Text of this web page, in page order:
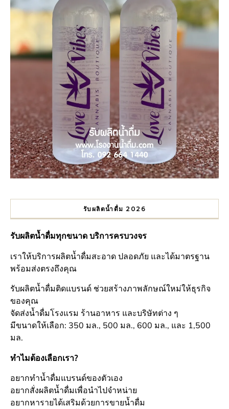
รับผลิตน้ำดื่ม 2026
รับผลิตน้ำดื่มทุกขนาด บริการครบวงจร
เราให้บริการผลิตน้ำดื่มสะอาด ปลอดภัย และได้มาตรฐาน
พร้อมส่งตรงถึงคุณ
รับผลิตน้ำดื่มติดแบรนด์ ช่วยสร้างภาพลักษณ์ใหม่ให้ธุรกิจ
ของคุณ
จัดส่งน้ำดื่มโรงแรม ร้านอาหาร และบริษัทต่าง ๆ
มีขนาดให้เลือก: 350 มล., 500 มล., 600 มล., และ 1,500
มล.
ทำไมต้องเลือกเรา?
อยากทำน้ำดื่มแบรนด์ของตัวเอง
อยากสั่งผลิตน้ำดื่มเพื่อนำไปจำหน่าย
อยากหารายได้เสริมด้วยการขายน้ำดื่ม